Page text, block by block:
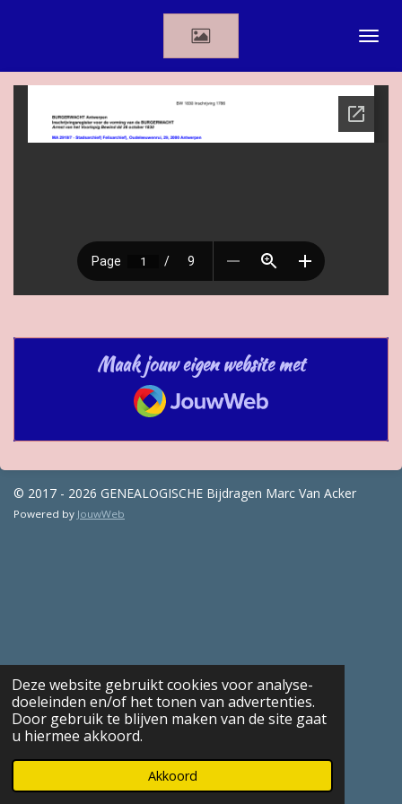
Deze website gebruikt cookies voor analyse-
doeleinden en/of het tonen van advertenties.
Door gebruik te blijven maken van de site gaat
u hiermee akkoord.
Akkoord
de
Maak jouw eigen website met
JouwWeb
© 2017 - 2026 GENEALOGISCHE Bijdragen Marc Van Acker
Powered by JouwWeb